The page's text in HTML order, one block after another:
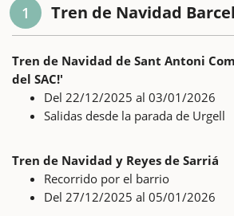
1 Tren de Navidad
Tren de Navidad de Sant Antoni
del SAC!'
Del 22/12/2025 al 03/01/2026
Salidas desde la parada de Urgell
Tren de Navidad y Reyes de Sarriá
Recorrido por el barrio
Del 27/12/2025 al 05/01/2026